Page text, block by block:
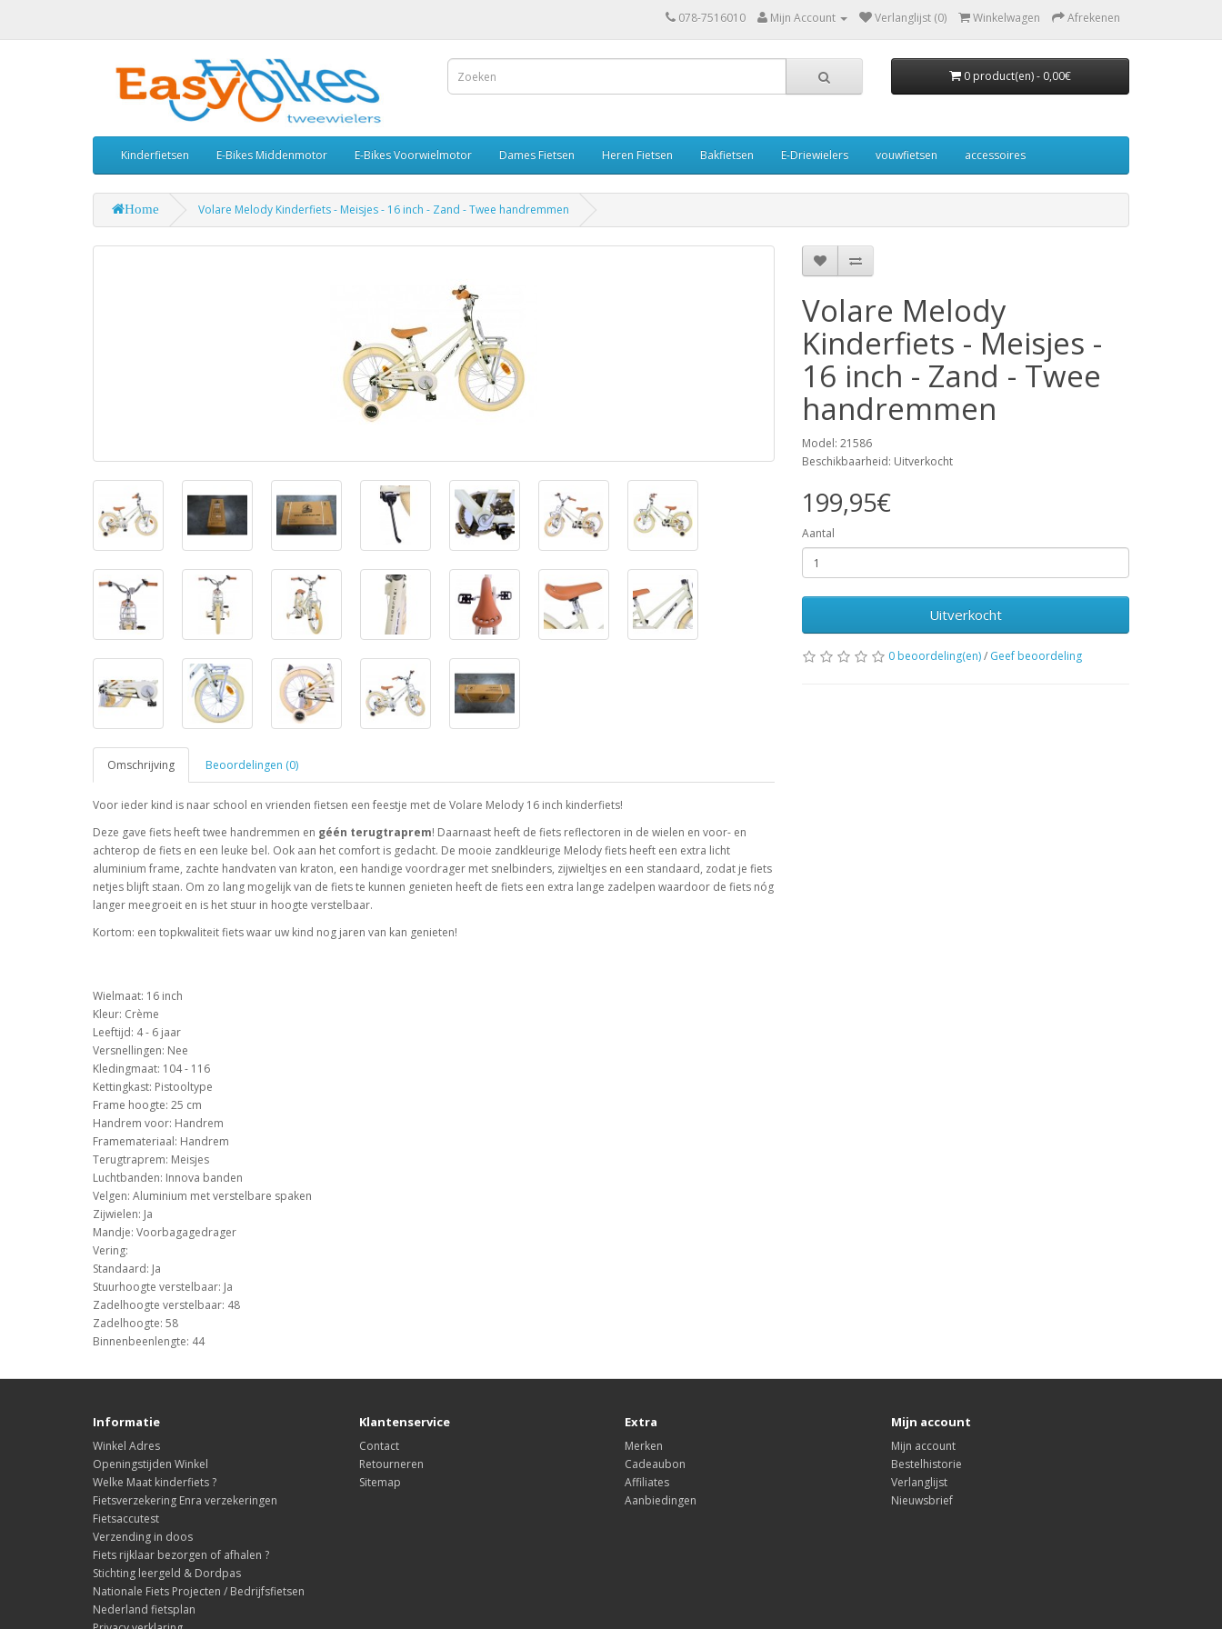
078-7516010 Mijn Account Verlanglijst (0) Winkelwagen Afrekenen
0 product(en) - 0,00€
Kinderfietsen E-Bikes Middenmotor E-Bikes Voorwielmotor Dames Fietsen Heren Fietsen Bakfietsen E-Driewielers vouwfietsen accessoires
Home Volare Melody Kinderfiets - Meisjes - 16 inch - Zand - Twee handremmen
Omschrijving Beoordelingen (0)
Voor ieder kind is naar school en vrienden fietsen een feestje met de Volare Melody 16 inch kinderfiets!
Deze gave fiets heeft twee handremmen en géén terugtraprem! Daarnaast heeft de fiets reflectoren in de wielen en voor- en
achterop de fiets en een leuke bel. Ook aan het comfort is gedacht. De mooie zandkleurige Melody fiets heeft een extra licht
aluminium frame, zachte handvaten van kraton, een handige voordrager met snelbinders, zijwieltjes en een standaard, zodat je fiets
netjes blijft staan. Om zo lang mogelijk van de fiets te kunnen genieten heeft de fiets een extra lange zadelpen waardoor de fiets nóg
langer meegroeit en is het stuur in hoogte verstelbaar.
Kortom: een topkwaliteit fiets waar uw kind nog jaren van kan genieten!
Wielmaat: 16 inch
Kleur: Crème
Leeftijd: 4 - 6 jaar
Versnellingen: Nee
Kledingmaat: 104 - 116
Kettingkast: Pistooltype
Frame hoogte: 25 cm
Handrem voor: Handrem
Framemateriaal: Handrem
Terugtraprem: Meisjes
Luchtbanden: Innova banden
Velgen: Aluminium met verstelbare spaken
Zijwielen: Ja
Mandje: Voorbagagedrager
Vering:
Standaard: Ja
Stuurhoogte verstelbaar: Ja
Zadelhoogte verstelbaar: 48
Zadelhoogte: 58
Binnenbeenlengte: 44
Volare Melody
Kinderfiets - Meisjes -
16 inch - Zand - Twee
handremmen
Model: 21586
Beschikbaarheid: Uitverkocht
199,95€
Aantal
Uitverkocht
0 beoordeling(en)/ Geef beoordeling
Informatie
Winkel Adres
Openingstijden Winkel
Welke Maat kinderfiets ?
Fietsverzekering Enra verzekeringen
Fietsaccutest
Verzending in doos
Fiets rijklaar bezorgen of afhalen ?
Stichting leergeld & Dordpas
Nationale Fiets Projecten / Bedrijfsfietsen
Nederland fietsplan
Klantenservice
Contact
Retourneren
Sitemap
Extra
Merken
Cadeaubon
Affiliates
Aanbiedingen
Mijn account
Mijn account
Bestelhistorie
Verlanglijst
Nieuwsbrief